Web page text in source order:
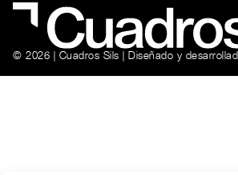
© 2026 | Cuadros Sils | Diseñado y